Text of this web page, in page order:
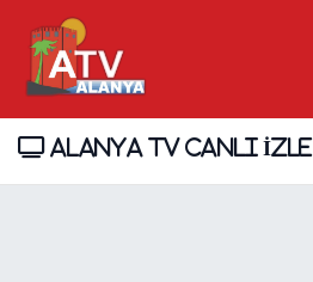
ALANYA TV CANLI İZLE